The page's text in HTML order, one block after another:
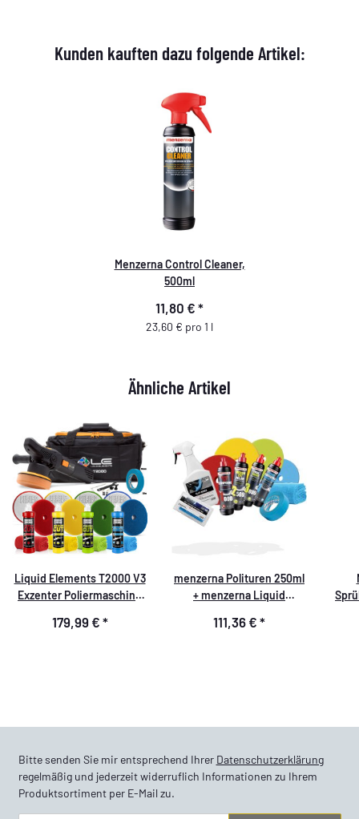
Kunden kauften dazu folgende Artikel:
Menzerna Control Cleaner,
500ml
11,80 € *
23,60 € pro 1 l
Ähnliche Artikel
Liquid Elements T2000 V3
Exzenter Poliermaschine
179,99 € *
menzerna Polituren 250ml
+ menzerna Liquid
Garage Freaks Pads +
111,36 € *
Bitte senden Sie mir entsprechend Ihrer Datenschutzerklärung
regelmäßig und jederzeit widerruflich Informationen zu Ihrem
Produktsortiment per E-Mail zu.